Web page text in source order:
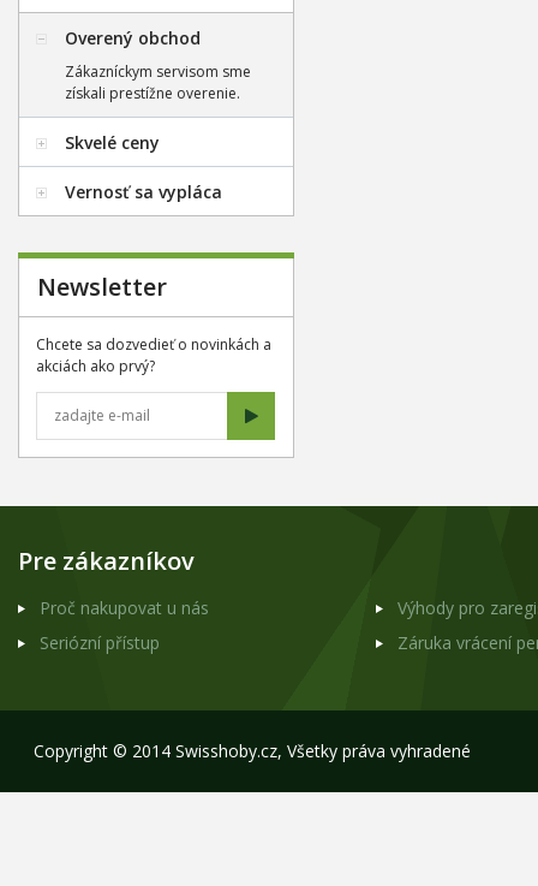
Overený obchod
Zákazníckym servisom sme
získali prestížne overenie.
Skvelé ceny
Vernosť sa vypláca
Newsletter
Chcete sa dozvedieť o novinkách a
akciách ako prvý?
Pre zákazníkov
Proč nakupovat u nás
Výhody pro
Seriózní přístup
Záruka vrácení
Copyright © 2014 Swisshoby.cz, Všetky práva vyhradené